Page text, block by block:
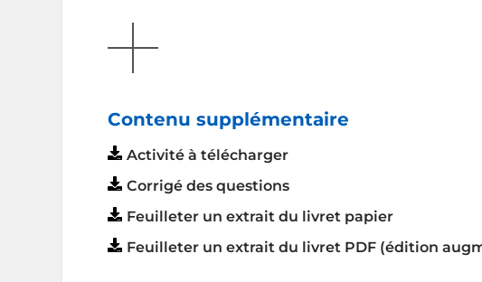
Contenu supplémentaire
Activité à télécharger
Corrigé des questions
Feuilleter un extrait du livret papier
Feuilleter un extrait du livret PDF (édition